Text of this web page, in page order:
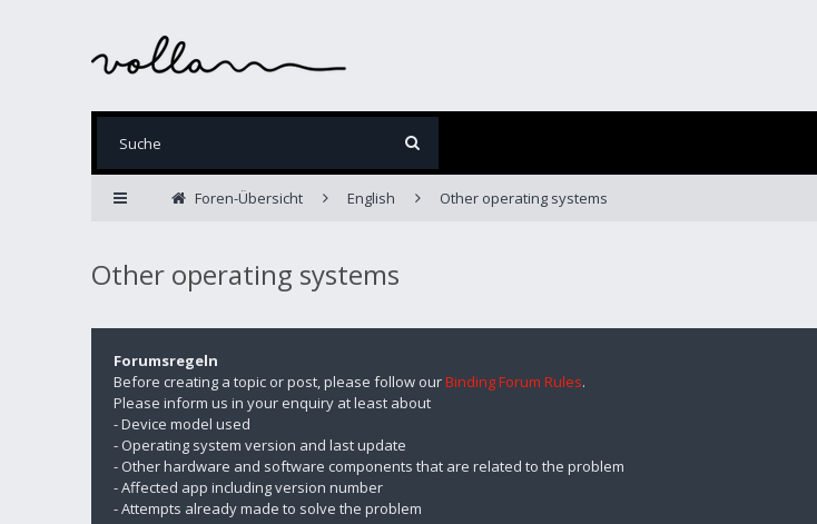
Foren-Übersicht English Other operating systems
Other operating systems
Forumsregeln
Before creating a topic or post, please follow ourBinding Forum Rules.
Please inform us in your enquiry at least about
- Device model used
- Operating system version and last update
- Other hardware and software components that are related to the problem
- Affected app including version number
- Attempts already made to solve the problem